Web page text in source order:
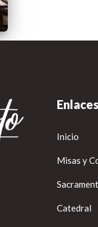
Enlaces
Inicio
Misas y
Catedral